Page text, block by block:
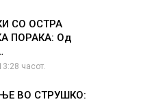
СО ОСТРА
ПОРАКА: Од
часот.
ВО СТРУШКО: